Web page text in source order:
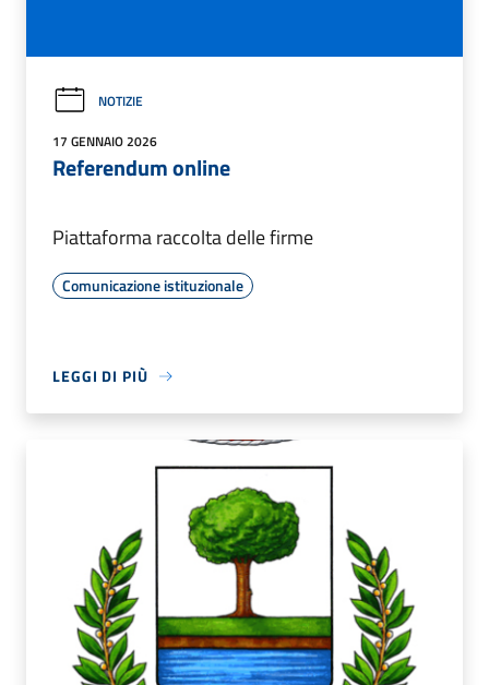
NOTIZIE
17 GENNAIO 2026
Referendum online
Piattaforma raccolta delle firme
Comunicazione istituzionale
LEGGI DI PIÙ